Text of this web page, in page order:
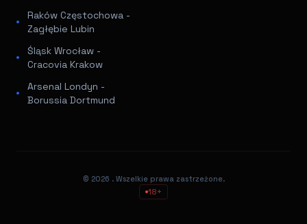
Raków Częstochowa -
Zagłębie Lubin
Śląsk Wrocław -
Cracovia Krakow
Arsenal Londyn -
Borussia Dortmund
© 2026 . Wszelkie prawa zastrzeżone.
18+